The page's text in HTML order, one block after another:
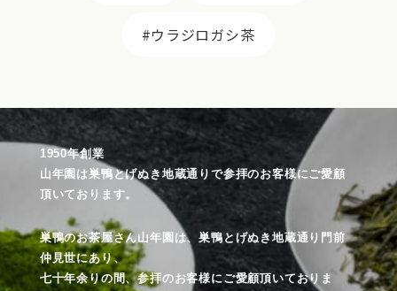
ウラジロガシ茶
1950年創業
山年園は巣鴨とげぬき地蔵通りで参拝のお客様にご愛顧
頂いております。
巣鴨のお茶屋さん山年園は、巣鴨とげぬき地蔵通り門前
仲見世にあり、
七十年余りの間、参拝のお客様にご愛顧頂いておりま